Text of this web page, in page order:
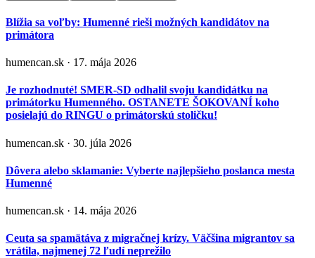
Blížia sa voľby: Humenné rieši možných kandidátov na
primátora
humencan.sk · 17. mája 2026
Je rozhodnuté! SMER-SD odhalil svoju kandidátku na
primátorku Humenného. OSTANETE ŠOKOVANÍ koho
posielajú do RINGU o primátorskú stoličku!
humencan.sk · 30. júla 2026
Dôvera alebo sklamanie: Vyberte najlepšieho poslanca mesta
Humenné
humencan.sk · 14. mája 2026
Ceuta sa spamätáva z migračnej krízy. Väčšina migrantov sa
vrátila, najmenej 72 ľudí neprežilo